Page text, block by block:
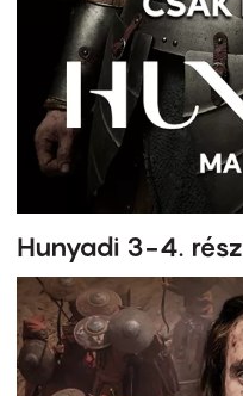
Hunyadi 3-4. rész